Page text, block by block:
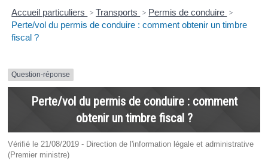
Accueil particuliers > Transports > Permis de conduire >
Perte/vol du permis de conduire : comment obtenir un timbre
fiscal ?
Question-réponse
Perte/vol du permis de conduire : comment
obtenir un timbre fiscal ?
Vérifié le 21/08/2019 - Direction de l'information légale et administrative
(Premier ministre)